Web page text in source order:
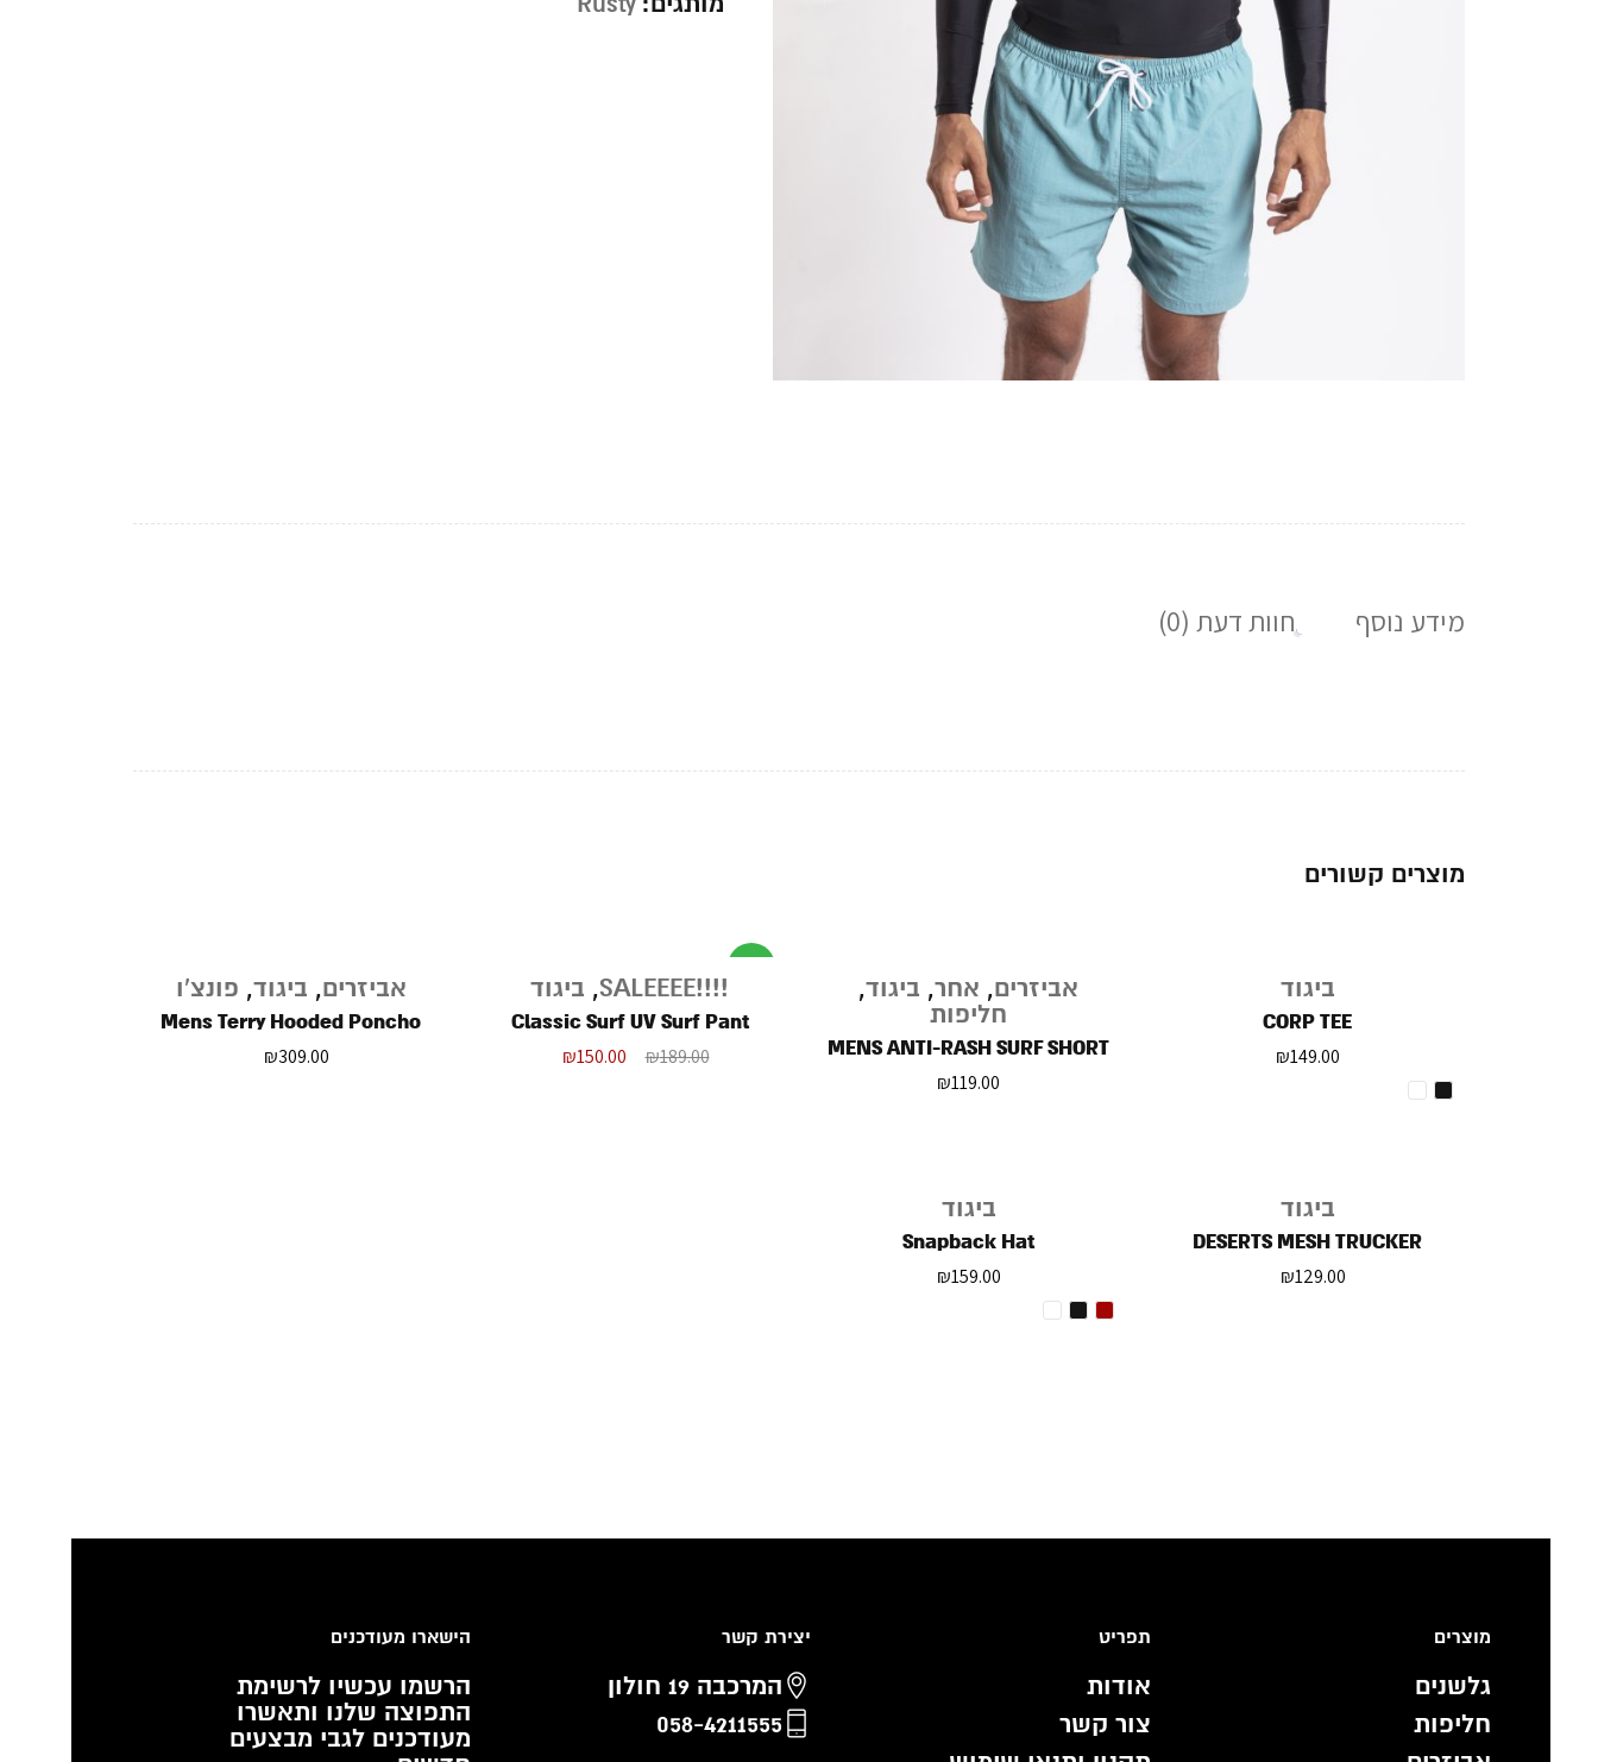
מידע נוסף חוות דעת (0)
מוצרים קשורים
ביגוד
CORP TEE
₪149.00
אביזרים, אחר, ביגוד,
חליפות
MENS ANTI-RASH SURF SHORT
₪119.00
!!!!SALEEEE
, ביגוד
Classic Surf UV Surf Pant
₪189.00
₪150.00
אביזרים, ביגוד, פונצ'ו
Mens Terry Hooded Poncho
₪309.00
ביגוד
DESERTS MESH TRUCKER
₪129.00
ביגוד
Snapback Hat
₪159.00
מוצרים
גלשנים
חליפות
תפריט
אודות
צור קשר
יצירת קשר
המרכבה 19 חולון
058-4211555
הישארו מעודכנים
הרשמו עכשיו לרשימת
התפוצה שלנו ותאשרו
מעודכנים לגבי מבצעים